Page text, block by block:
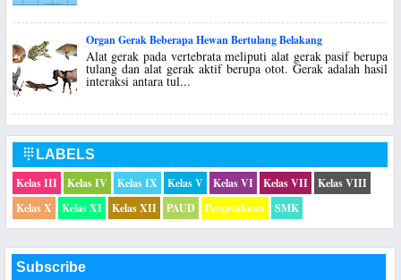
Organ Gerak Beberapa Hewan Bertulang Belakang
Alat gerak pada vertebrata meliputi alat gerak pasif berupa
tulang dan alat gerak aktif berupa otot. Gerak adalah hasil
interaksi antara tul...
 LABELS
Kelas III
Kelas IV Kelas IX Kelas V Kelas VI Kelas VII
Kelas VIII
Kelas X
Kelas XI Kelas XII PAUD Pengetahuan SMK
Subscribe